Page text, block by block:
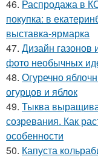
46. Распродажа в
покупка: в
выставка-ярмарка
47. Дизайн газонов
фото необычных
48. Огуречно
огурцов и яблок
49. Тыква
созревания. Как
особенности
50. Капуста